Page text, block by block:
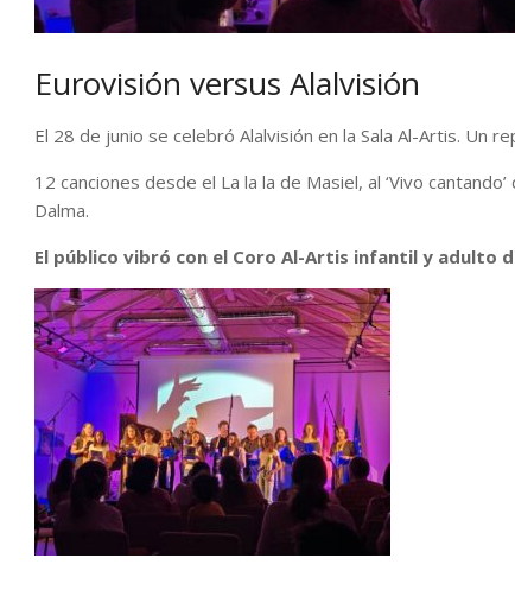
Eurovisión versus Alalvisión
El 28 de junio se celebró Alalvisión en la Sala Al-Artis. Un
12 canciones desde el La la la de Masiel, al ‘Vivo
Dalma.
El público vibró con el Coro Al-Artis infantil y adulto